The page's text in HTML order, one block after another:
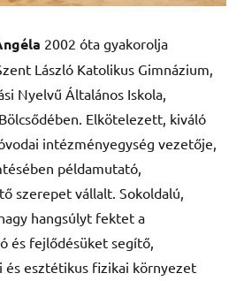
2002 óta gyakorolja
László Katolikus Gimnázium,
Nyelvű Általános Iskola,
Elkötelezett, kiváló
intézményegység vezetője,
példamutató,
szerepet vállalt. Sokoldalú,
hangsúlyt fektet a
és fejlődésüket segítő,
esztétikus fizikai környezet